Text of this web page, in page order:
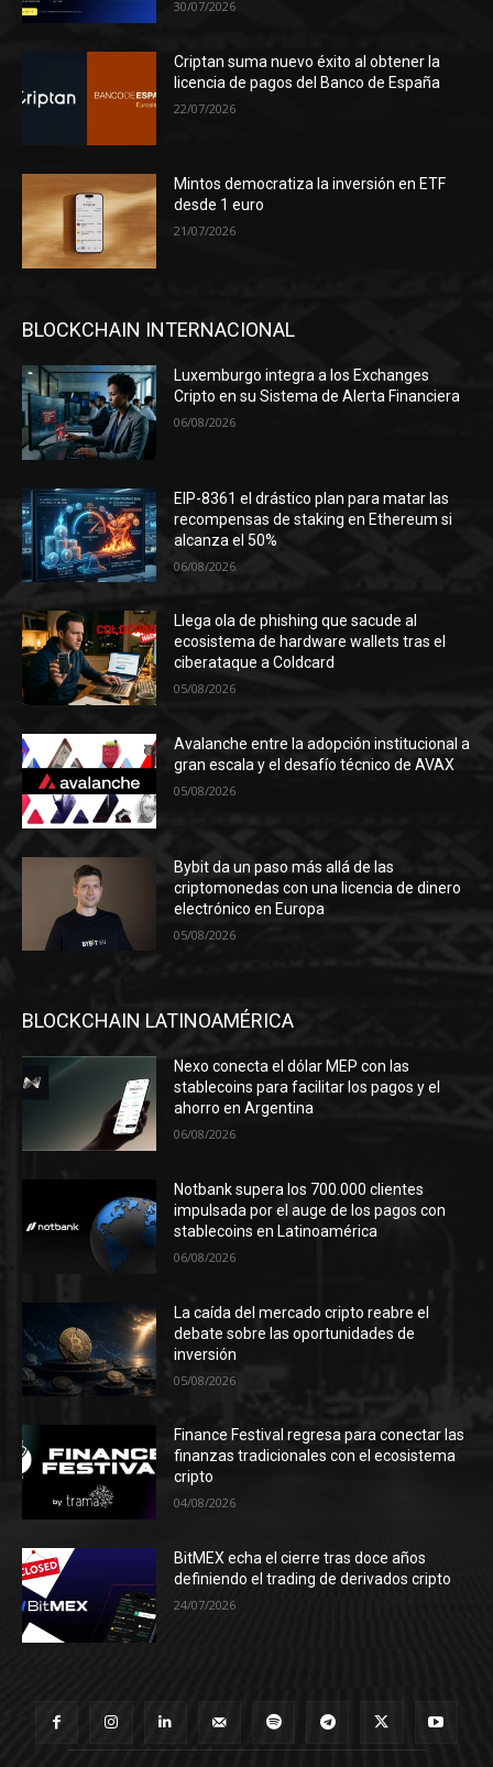
30/07/2026
Criptan suma nuevo éxito al obtener la
licencia de pagos del Banco de España
22/07/2026
Mintos democratiza la inversión en ETF
desde 1 euro
21/07/2026
BLOCKCHAIN INTERNACIONAL
Luxemburgo integra a los Exchanges
Cripto en su Sistema de Alerta Financiera
06/08/2026
EIP-8361 el drástico plan para matar las
recompensas de staking en Ethereum si
alcanza el 50%
06/08/2026
Llega ola de phishing que sacude al
ecosistema de hardware wallets tras el
ciberataque a Coldcard
05/08/2026
Avalanche entre la adopción institucional a
gran escala y el desafío técnico de AVAX
05/08/2026
Bybit da un paso más allá de las
criptomonedas con una licencia de dinero
electrónico en Europa
05/08/2026
BLOCKCHAIN LATINOAMÉRICA
Nexo conecta el dólar MEP con las
stablecoins para facilitar los pagos y el
ahorro en Argentina
06/08/2026
Notbank supera los 700.000 clientes
impulsada por el auge de los pagos con
stablecoins en Latinoamérica
06/08/2026
La caída del mercado cripto reabre el
debate sobre las oportunidades de
inversión
05/08/2026
Finance Festival regresa para conectar las
finanzas tradicionales con el ecosistema
cripto
04/08/2026
BitMEX echa el cierre tras doce años
definiendo el trading de derivados cripto
24/07/2026